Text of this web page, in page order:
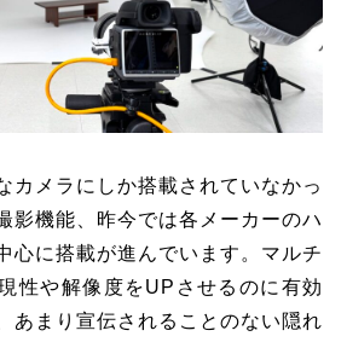
カメラにしか搭載されていなかっ
影機能、昨今では各メーカーのハ
心に搭載が進んでいます。マルチ
性や解像度をUPさせるのに有効
あまり宣伝されることのない隠れ